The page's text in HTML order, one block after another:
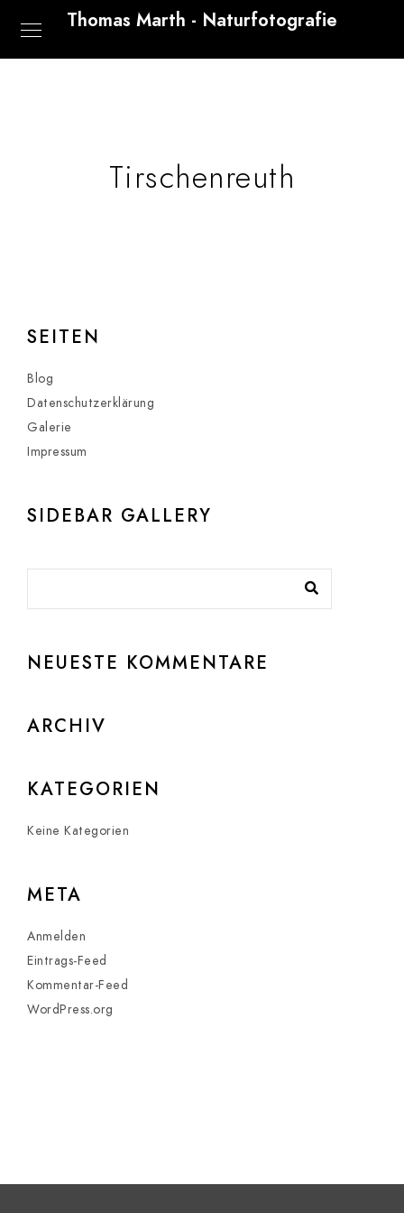
Thomas Marth - Naturfotografie
Tirschenreuth
SEITEN
Blog
Datenschutzerklärung
Galerie
Impressum
SIDEBAR GALLERY
NEUESTE KOMMENTARE
ARCHIV
KATEGORIEN
Keine Kategorien
META
Anmelden
Eintrags-Feed
Kommentar-Feed
WordPress.org